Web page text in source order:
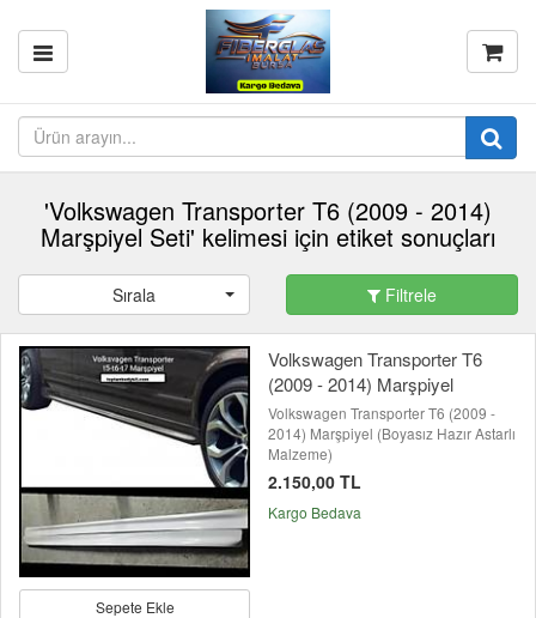
'Volkswagen Transporter T6 (2009 - 2014)
Marşpiyel Seti' kelimesi için etiket sonuçları
Sırala Filtrele
Sepete Ekle
Volkswagen Transporter T6
(2009 - 2014) Marşpiyel
Volkswagen Transporter T6 (2009 -
2014) Marşpiyel (Boyasız Hazır Astarlı
Malzeme)
2.150,00 TL
Kargo Bedava